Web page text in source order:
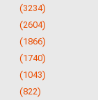
(3234)
(2604)
(1866)
(1740)
(1043)
(822)